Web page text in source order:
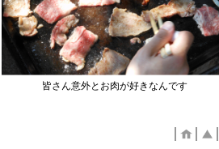
皆さん意外とお肉が好きなんです